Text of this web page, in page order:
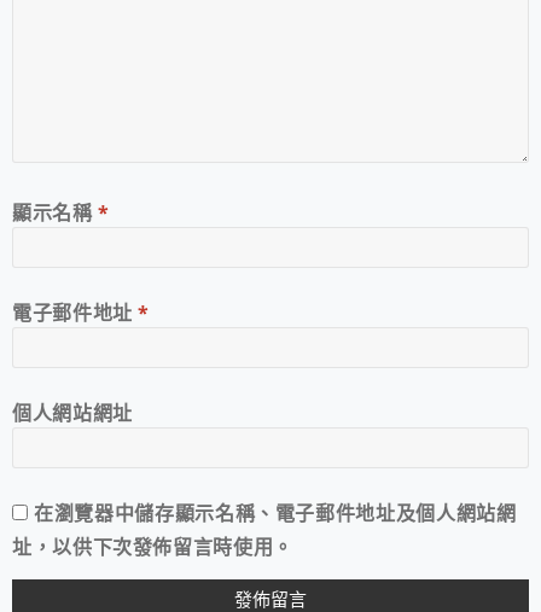
顯示名稱*
電子郵件地址*
個人網站網址
在瀏覽器中儲存顯示名稱、電子郵件地址及個人網站網
址，以供下次發佈留言時使用。